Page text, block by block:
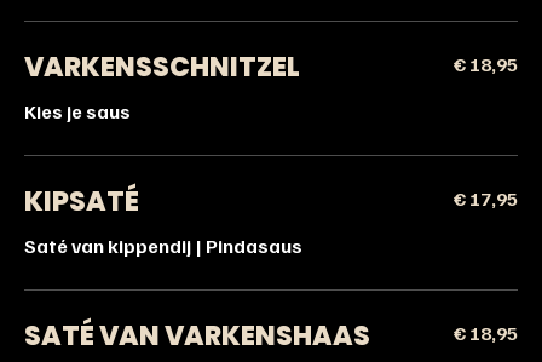
VARKENSSCHNITZEL
Kies je saus
€ 18,95
KIPSATÉ
Saté van kippendij | Pindasaus
€ 17,95
SATÉ VAN VARKENSHAAS € 18,95